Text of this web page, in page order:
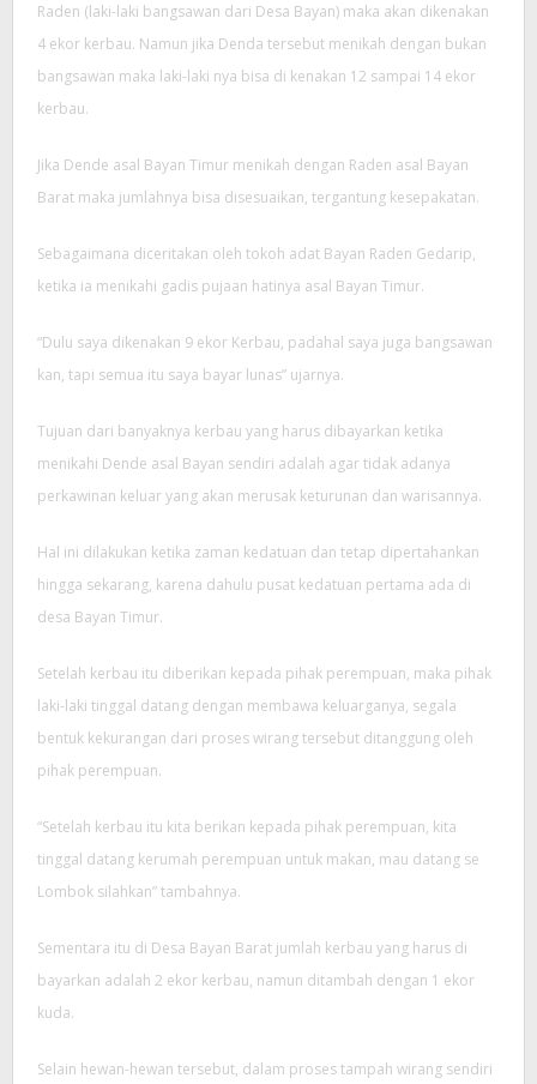
Raden (laki-laki bangsawan dari Desa Bayan) maka akan dikenakan
4 ekor kerbau. Namun jika Denda tersebut menikah dengan bukan
bangsawan maka laki-laki nya bisa di kenakan 12 sampai 14 ekor
kerbau.
Jika Dende asal Bayan Timur menikah dengan Raden asal Bayan
Barat maka jumlahnya bisa disesuaikan, tergantung kesepakatan.
Sebagaimana diceritakan oleh tokoh adat Bayan Raden Gedarip,
ketika ia menikahi gadis pujaan hatinya asal Bayan Timur.
“Dulu saya dikenakan 9 ekor Kerbau, padahal saya juga bangsawan
kan, tapi semua itu saya bayar lunas” ujarnya.
Tujuan dari banyaknya kerbau yang harus dibayarkan ketika
menikahi Dende asal Bayan sendiri adalah agar tidak adanya
perkawinan keluar yang akan merusak keturunan dan warisannya.
Hal ini dilakukan ketika zaman kedatuan dan tetap dipertahankan
hingga sekarang, karena dahulu pusat kedatuan pertama ada di
desa Bayan Timur.
Setelah kerbau itu diberikan kepada pihak perempuan, maka pihak
laki-laki tinggal datang dengan membawa keluarganya, segala
bentuk kekurangan dari proses wirang tersebut ditanggung oleh
pihak perempuan.
“Setelah kerbau itu kita berikan kepada pihak perempuan, kita
tinggal datang kerumah perempuan untuk makan, mau datang se
Lombok silahkan” tambahnya.
Sementara itu di Desa Bayan Barat jumlah kerbau yang harus di
bayarkan adalah 2 ekor kerbau, namun ditambah dengan 1 ekor
kuda.
Selain hewan-hewan tersebut, dalam proses tampah wirang sendiri